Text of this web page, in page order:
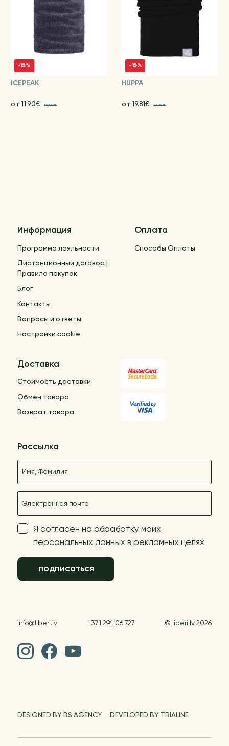
-15%
ICEPEAK
от 11.90€ 14.00€
-15%
HUPPA
от 19.81€ 23.30€
Информация
Программа лояльности
Дистанционный договор |
Правила покупок
Блог
Контакты
Вопросы и ответы
Настройки cookie
Оплата
Способы Оплаты
Доставка
Стоимость доставки
Обмен товара
Возврат товара
Рассылка
Я согласен на обработку моих
персональных данных в рекламных целях
подписаться
info@liberi.lv +371 294 06 727 © liberi.lv 2026
DESIGNED BY BS AGENCY DEVELOPED BY TRIALINE